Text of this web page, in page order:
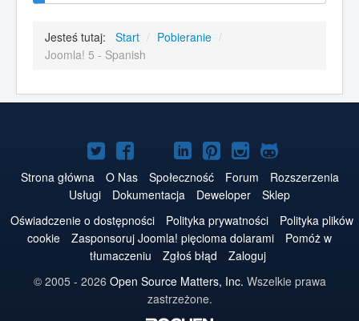
Jesteś tutaj: Start / Pobieranie /
Joomla! 5 - Spanish
Joomla!
na
Twitterze
Joomla!
na
Facebooku
Joomla!
na
YouTube
Joomla!
na
LinkedIn
Joomla!
w
serwisie
Pinterest
Joomla!
na
Instagramie
Joomla!
na
GitHubie
Strona główna O Nas Społeczność Forum
Rozszerzenia
Usługi
Dokumentacja Deweloper
Sklep
Oświadczenie o dostępności
Polityka prywatności
Polityka plików
cookie
Zasponsoruj Joomla! pięcioma dolarami
Pomóż w
tłumaczeniu
Zgłoś błąd
Zaloguj
© 2005 - 2026 Open Source Matters, Inc. Wszelkie prawa
zastrzeżone.